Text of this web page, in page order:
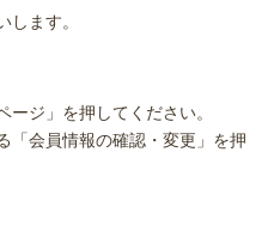
します。
ジ」を押してください。
「会員情報の確認・変更」を押